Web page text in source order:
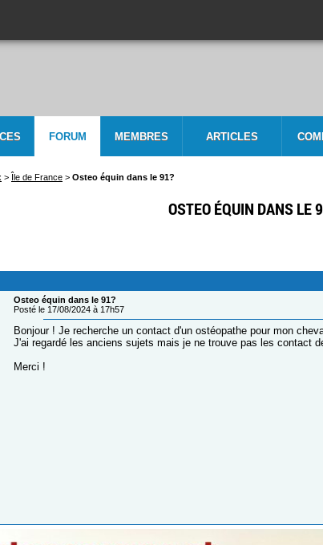
FORUM MEMBRES ARTICLES
> Île de France > Osteo équin dans le 91?
OSTEO ÉQUIN DANS LE
Osteo équin dans le 91?
Posté le 17/08/2024 à 17h57
Bonjour ! Je recherche un contact d'un ostéopathe pour mon
J'ai regardé les anciens sujets mais je ne trouve pas les contact
Merci !